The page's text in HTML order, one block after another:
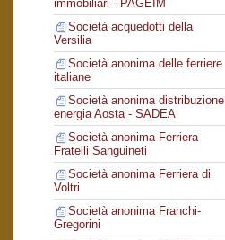
immobiliari - PAGEIM
Società acquedotti della
Versilia
Società anonima delle ferriere
italiane
Società anonima distribuzione
energia Aosta - SADEA
Società anonima Ferriera
Fratelli Sanguineti
Società anonima Ferriera di
Voltri
Società anonima Franchi-
Gregorini